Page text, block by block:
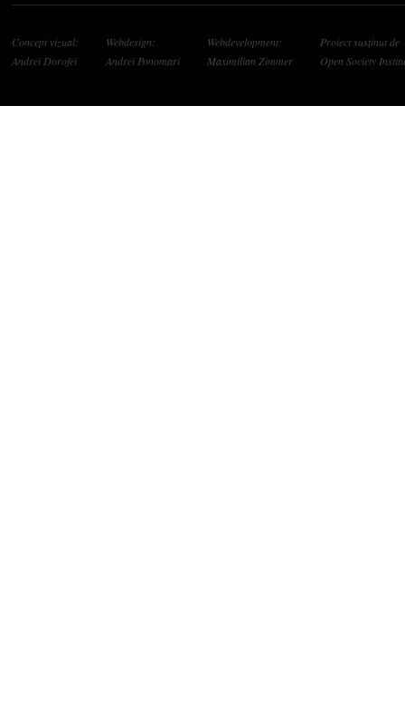
Concept vizual:
Andrei Dorofei
Webdesign:
Andrei Ponomari
Webdevelopment:
Maximilian Zimmer
Proiect susținut de
Open Society